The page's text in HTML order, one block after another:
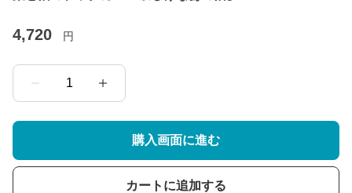
4,720 円
1
購入画面に進む
カートに追加する